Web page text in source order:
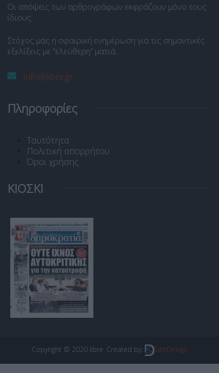
Οι απόψεις των αρθρογράφων εκφράζουν μόνο τους
ίδιους.
Στόχος μας η σφαιρική ενημέρωση για τις σημαντικές
εξελίξεις με “ελεύθερη” ματιά.
info@libre.gr
Πληροφορίες
Ταυτότητα
Πολιτική απορρήτου
Όροι χρήσης
ΚΙΟΣΚΙ
Copyright © 2020 libre. Created by: SiteDesign